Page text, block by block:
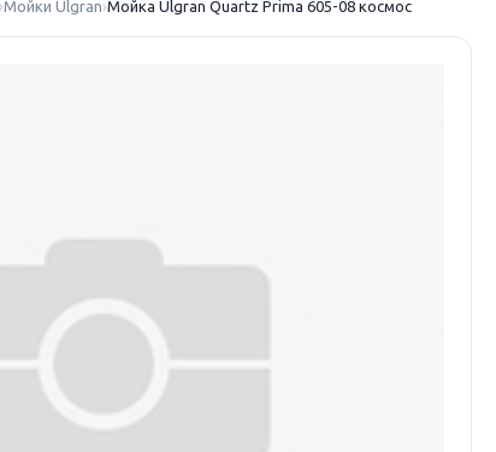
Мойки Ulgran Мойка Ulgran Quartz Prima 605-08 космос